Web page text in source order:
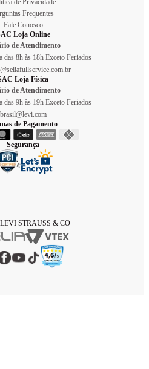
de Privacidade
Frequentes
Fale Conosco
Loja Online
de Atendimento
das 8h às 18h Exceto Feriados
Loja Física
de Atendimento
das 9h às 19h Exceto Feriados
brasil@levi.com
de Pagamento
Segurança
STRAUSS & CO